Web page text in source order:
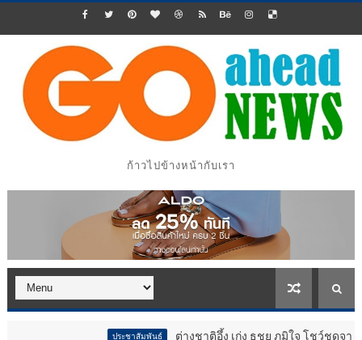
ก้าวไปข้างหน้ากับเรา
ต่างชาติอึ้ง เก่ง ธชย ภูมิใจ โชว์ชุดจากผ้าขาวม้า ปิ